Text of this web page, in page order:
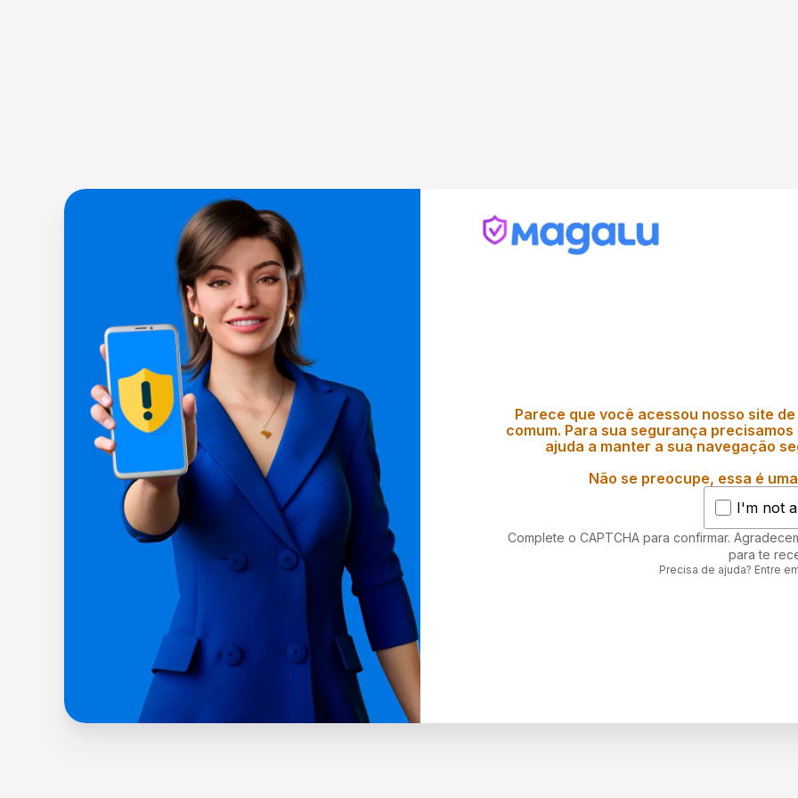
Parece que você acessou nosso site
comum. Para sua segurança
ajuda a manter a sua navegação
Não se preocupe, essa é
I'm not
Complete o CAPTCHA para confirmar.
para te
Precisa de ajuda? Entre